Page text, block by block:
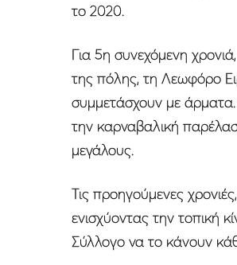
το 2020.
Για 5η συνεχόμενη
της πόλης, τη Λεωφόρο
συμμετάσχουν με άρματα.
την καρναβαλική
μεγάλους.
Τις προηγούμενες
ενισχύοντας την τοπική
Σύλλογο να το κάνουν